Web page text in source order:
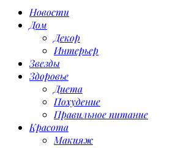
Новости
Дом
Декор
Интерьер
Звезды
Здоровье
Диета
Похудение
Правильное питание
Красота
Макияж